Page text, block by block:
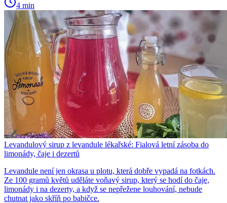
4 min
Levandulový sirup z levandule lékařské: Fialová letní zásoba do
limonády, čaje i dezertů
Levandule není jen okrasa u plotu, která dobře vypadá na fotkách.
Ze 100 gramů květů uděláte voňavý sirup, který se hodí do čaje,
limonády i na dezerty, a když se nepřežene louhování, nebude
chutnat jako skříň po babičce.